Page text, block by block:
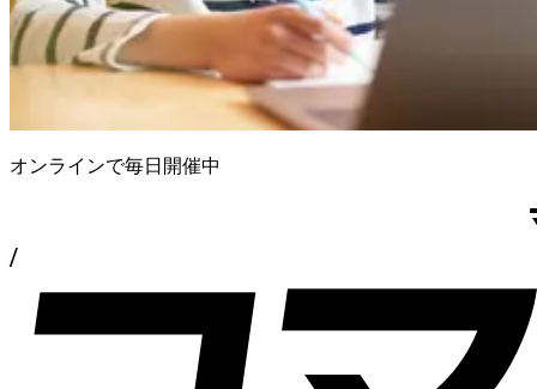
オンラインで毎日開催中
/